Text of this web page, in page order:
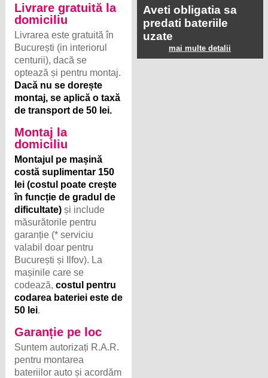
Livrare gratuită la
domiciliu
Livrarea este gratuită în
București (in interiorul
centurii), dacă se
optează și pentru montaj.
Dacă nu se dorește
montaj, se aplică o taxă
de transport de 50 lei.
Montaj la
domiciliu
Montajul pe mașină
costă suplimentar 150
lei (costul poate crește
în funcție de gradul de
dificultate) și include
măsurătorile pentru
garanție (* serviciu
valabil doar pentru
București și Ilfov). La
mașinile care se
codează,costul pentru
codarea bateriei este de
50 lei.
Garanție pe loc
Suntem autorizați R.A.R.
pentru montarea
bateriilor auto și acordăm
Aveti obligatia sa
predati bateriile
uzate
mai multe detalii